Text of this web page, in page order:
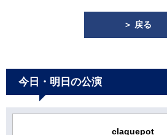
＞ 戻る
今日・明日の公演
claquepot